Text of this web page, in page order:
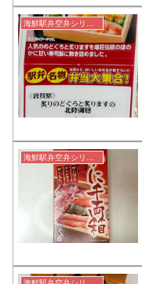
海鮮駅弁空弁シリーズ